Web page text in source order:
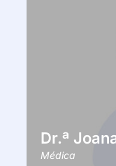
Dr.ª
Médica